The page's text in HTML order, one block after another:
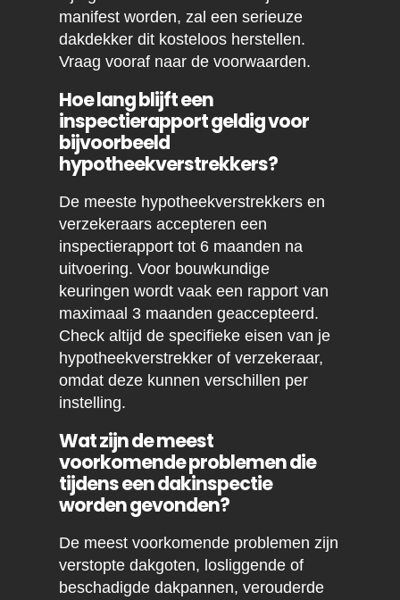
manifest worden, zal een serieuze
dakdekker dit kosteloos herstellen.
Vraag vooraf naar de voorwaarden.
Hoe lang blijft een
inspectierapport geldig voor
bijvoorbeeld
hypotheekverstrekkers?
De meeste hypotheekverstrekkers en
verzekeraars accepteren een
inspectierapport tot 6 maanden na
uitvoering. Voor bouwkundige
keuringen wordt vaak een rapport van
maximaal 3 maanden geaccepteerd.
Check altijd de specifieke eisen van je
hypotheekverstrekker of verzekeraar,
omdat deze kunnen verschillen per
instelling.
Wat zijn de meest
voorkomende problemen die
tijdens een dakinspectie
worden gevonden?
De meest voorkomende problemen zijn
verstopte dakgoten, losliggende of
beschadigde dakpannen, verouderde